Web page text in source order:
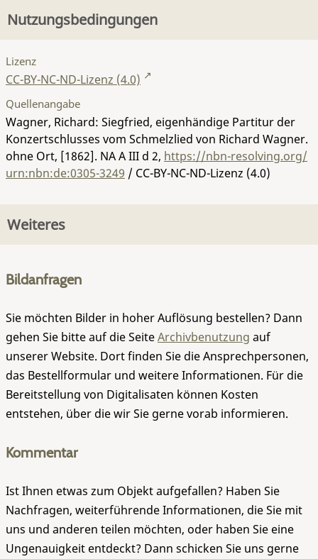
Nutzungsbedingungen
Lizenz
CC-BY-NC-ND-Lizenz (4.0)
Quellenangabe
Wagner, Richard: Siegfried, eigenhändige Partitur der
Konzertschlusses vom Schmelzlied von Richard Wagner.
ohne Ort, [1862]. NA A III d 2, https://nbn-resolving.org/
urn:nbn:de:0305-3249 / CC-BY-NC-ND-Lizenz (4.0)
Weiteres
Bildanfragen
Sie möchten Bilder in hoher Auflösung bestellen? Dann
gehen Sie bitte auf die SeiteArchivbenutzung auf
unserer Website. Dort finden Sie die Ansprechpersonen,
das Bestellformular und weitere Informationen. Für die
Bereitstellung von Digitalisaten können Kosten
entstehen, über die wir Sie gerne vorab informieren.
Kommentar
Ist Ihnen etwas zum Objekt aufgefallen? Haben Sie
Nachfragen, weiterführende Informationen, die Sie mit
uns und anderen teilen möchten, oder haben Sie eine
Ungenauigkeit entdeckt? Dann schicken Sie uns gerne